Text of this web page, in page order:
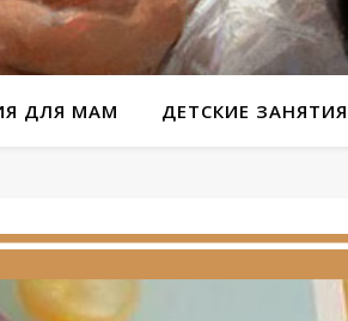
ДЛЯ МАМ ДЕТСКИЕ ЗАНЯТИЯ